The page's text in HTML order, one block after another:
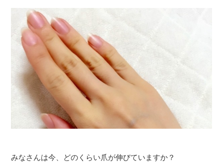
みなさんは今、どのくらい爪が伸びていますか？